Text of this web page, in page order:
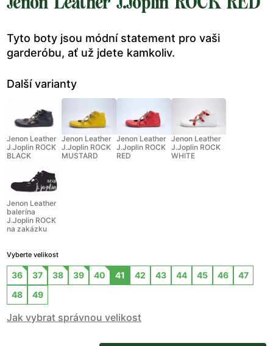
Tyto boty jsou módní statement pro vaši
garderóbu, ať už jdete kamkoliv.
Další varianty
Jenon Leather
J.Joplin ROCK
BLACK
Jenon Leather
J.Joplin ROCK
MUSTARD
Jenon Leather
J.Joplin ROCK
RED
Jenon Leather
J.Joplin ROCK
WHITE
Jenon Leather
balerína
J.Joplin ROCK
na zakázku
Vyberte velikost
36 37 38 39 40 41 42 43 44 45 46
47
48
49
Jak vybrat správnou velikost